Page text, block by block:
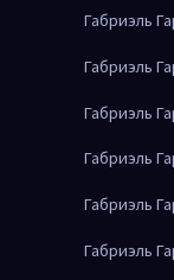
Габриэль
Габриэль
Габриэль
Габриэль
Габриэль
Габриэль